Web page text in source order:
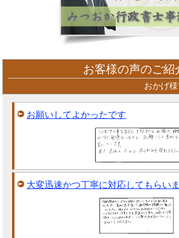
お客様の声のご紹
おかげ
お願いしてよかったです
大変迅速かつ丁寧に対応してもらい